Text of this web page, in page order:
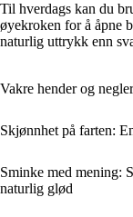
Til hverdags kan du
øyekroken for å åpne
naturlig uttrykk enn
Vakre hender og
Skjønnhet på farten:
Sminke med mening:
naturlig glød